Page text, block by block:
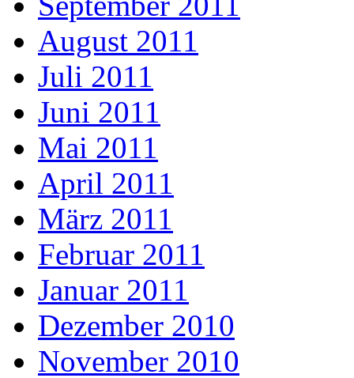
August 2011
Juli 2011
Juni 2011
Mai 2011
April 2011
März 2011
Februar 2011
Januar 2011
Dezember 2010
November 2010